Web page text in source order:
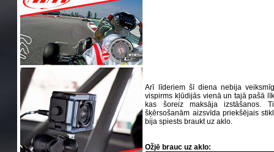
Arī līderiem šī diena nebija
vispirms kļūdijās vienā un tajā pašā
kas šoreiz maksāja izstāšanos.
šķērsošanām aizsvīda priekšējais
bija spiests braukt uz aklo.
Ožjē brauc uz aklo: